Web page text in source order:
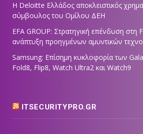
Η Deloitte Ελλάδος αποκλειστικός
σύμβουλος του Ομίλου ΔΕΗ
EFA GROUP: Στρατηγική επένδυση στη
ανάπτυξη προηγμένων αμυντικών
Samsung: Επίσημη κυκλοφορία των
Fold8, Flip8, Watch Ultra2 και Watch9
ITSECURITYPRO.GR